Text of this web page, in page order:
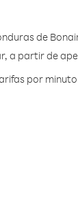
de
a partir de
por